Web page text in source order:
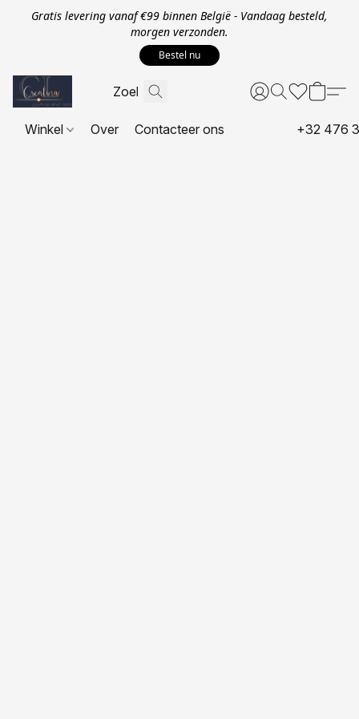
Gratis levering vanaf €99 binnen België - Vandaag besteld,
morgen verzonden.
Bestel nu
Winkel Over Contacteer ons +32 476